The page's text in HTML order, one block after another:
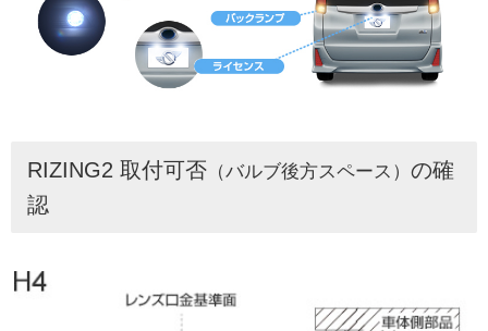
RIZING2 取付可否 （バルブ後方スペース） の確
認